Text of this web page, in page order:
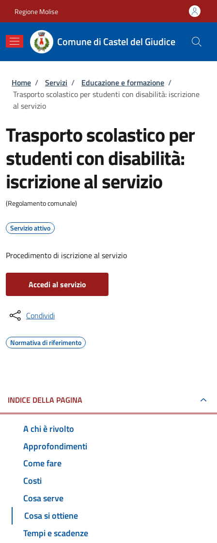
Regione Molise
Comune di Castel del Giudice
Briciole di pane
Home / Servizi / Educazione e formazione /
Trasporto scolastico per studenti con disabilità: iscrizione
al servizio
Trasporto scolastico per
studenti con disabilità:
iscrizione al servizio
(Regolamento comunale)
Servizio attivo
Procedimento di iscrizione al servizio
Accedi al servizio
Condividi
Normativa di riferimento
INDICE DELLA PAGINA
A chi è rivolto
Approfondimenti
Come fare
Costi
Cosa serve
Cosa si ottiene
Tempi e scadenze